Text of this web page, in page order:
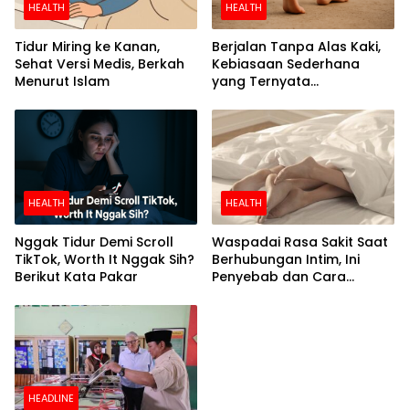
HEALTH
Tidur Miring ke Kanan,
Sehat Versi Medis, Berkah
Menurut Islam
HEALTH
Berjalan Tanpa Alas Kaki,
Kebiasaan Sederhana
yang Ternyata
HEALTH
Nggak Tidur Demi Scroll
TikTok, Worth It Nggak Sih?
Berikut Kata Pakar
HEALTH
Waspadai Rasa Sakit Saat
Berhubungan Intim, Ini
Penyebab dan Cara
HEADLINE